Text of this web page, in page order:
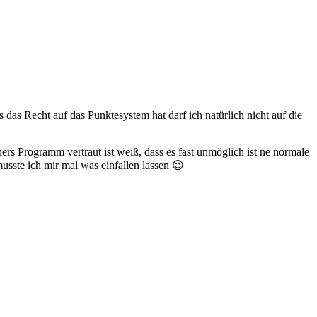
Recht auf das Punktesystem hat darf ich natürlich nicht auf die
Programm vertraut ist weiß, dass es fast unmöglich ist ne normale
ich mir mal was einfallen lassen 😉